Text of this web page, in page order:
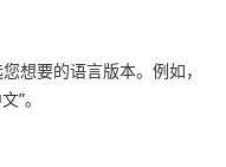
想要的语言版本。例如，
”。